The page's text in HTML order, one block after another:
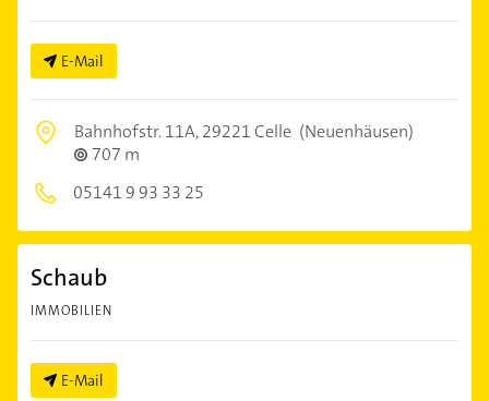
E-Mail
Bahnhofstr. 11A,29221 Celle (Neuenhäusen)
707 m
05141 9 93 33 25
Schaub
IMMOBILIEN
E-Mail